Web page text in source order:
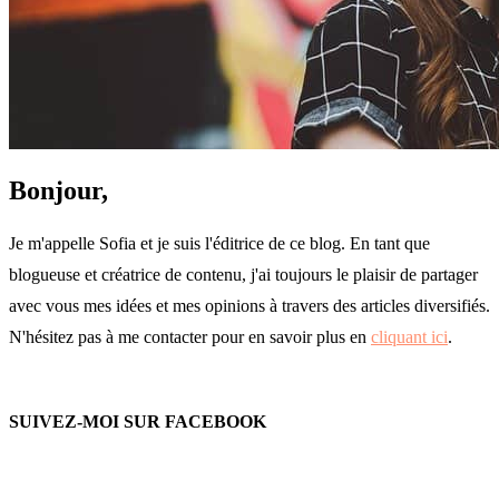
Bonjour,
Je m'appelle Sofia et je suis l'éditrice de ce blog. En tant que
blogueuse et créatrice de contenu, j'ai toujours le plaisir de partager
avec vous mes idées et mes opinions à travers des articles diversifiés.
N'hésitez pas à me contacter pour en savoir plus en cliquant ici.
SUIVEZ-MOI SUR FACEBOOK